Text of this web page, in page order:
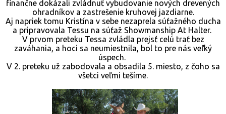
finančne dokázali zvládnuť vybudovanie nových drevených
ohradníkov a zastrešenie kruhovej jazdiarne.
Aj napriek tomu Kristína v sebe nezaprela súťažného ducha
a pripravovala Tessu na súťaž Showmanship At Halter.
V prvom preteku Tessa zvládla prejsť celú trať bez
zaváhania, a hoci sa neumiestnila, bol to pre nás veľký
úspech.
V 2. preteku už zabodovala a obsadila 5. miesto, z čoho sa
všetci veľmi tešíme.